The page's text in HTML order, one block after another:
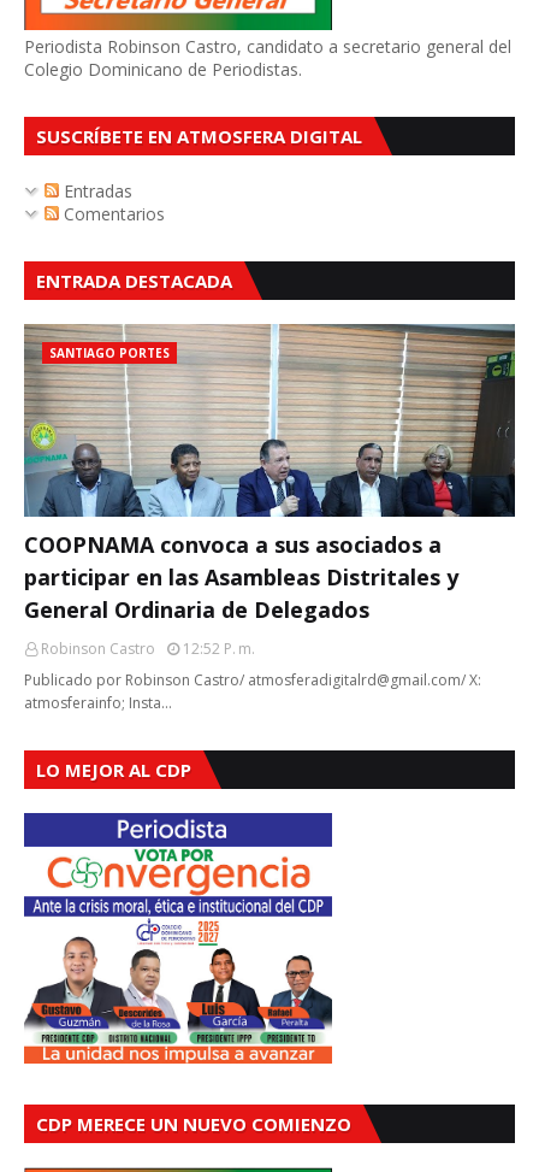
Periodista Robinson Castro, candidato a secretario general del
Colegio Dominicano de Periodistas.
SUSCRÍBETE EN ATMOSFERA DIGITAL
Entradas
Comentarios
ENTRADA DESTACADA
SANTIAGO PORTES
COOPNAMA convoca a sus asociados a
participar en las Asambleas Distritales y
General Ordinaria de Delegados
Robinson Castro
12:52 P. M.
Publicado por Robinson Castro/ atmosferadigitalrd@gmail.com/ X:
atmosferainfo; Insta…
LO MEJOR AL CDP
CDP MERECE UN NUEVO COMIENZO